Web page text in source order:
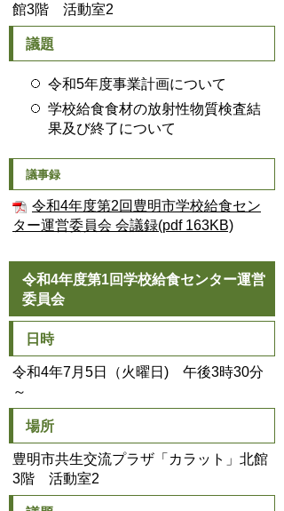
館3階 活動室2
議題
令和5年度事業計画について
学校給食食材の放射性物質検査結
果及び終了について
議事録
令和4年度第2回豊明市学校給食セン
ター運営委員会 会議録(pdf 163KB)
令和4年度第1回学校給食センター運営
委員会
日時
令和4年7月5日（火曜日) 午後3時30分
～
場所
豊明市共生交流プラザ「カラット」北館
3階 活動室2